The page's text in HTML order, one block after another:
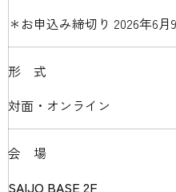
＊お申込み締切り 2026年6月
形式
対面・オンライン
会場
SAIJO BASE 2F